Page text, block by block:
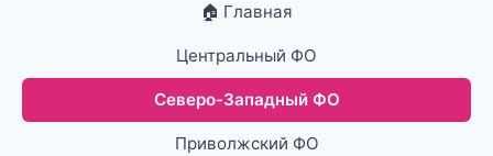
🏠 Главная
Центральный ФО
Северо-Западный ФО
Приволжский ФО